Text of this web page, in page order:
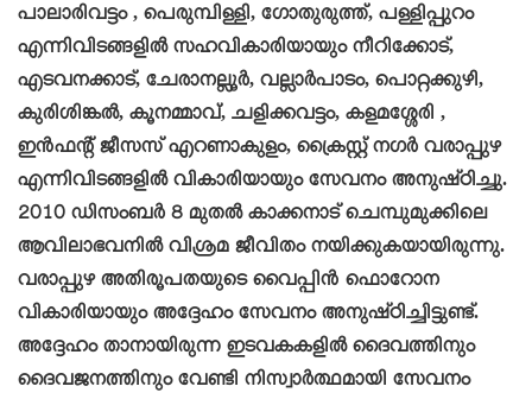
പാലാരിവട്ടം , പെരുമ്പിള്ളി, ഗോതുരുത്ത്, പള്ളിപ്പുറം
എന്നിവിടങ്ങളിൽ സഹവികാരിയായും നീറിക്കോട്,
എടവനക്കാട്, ചേരാനല്ലൂർ, വല്ലാർപാടം, പൊറ്റക്കുഴി,
കുരിശിങ്കൽ, കൂനമ്മാവ്, ചളിക്കവട്ടം, കളമശ്ശേരി ,
ഇൻഫന്റ് ജീസസ് എറണാകുളം, ക്രൈസ്റ്റ് നഗർ വരാപ്പുഴ
എന്നിവിടങ്ങളിൽ വികാരിയായും സേവനം അനുഷ്ഠിച്ചു.
2010 ഡിസംബർ 8 മുതൽ കാക്കനാട് ചെമ്പുമുക്കിലെ
ആവിലാഭവനിൽ വിശ്രമ ജീവിതം നയിക്കുകയായിരുന്നു.
വരാപ്പുഴ അതിരൂപതയുടെ വൈപ്പിൻ ഫൊറോന
വികാരിയായും അദ്ദേഹം സേവനം അനുഷ്ഠിച്ചിട്ടുണ്ട്.
അദ്ദേഹം താനായിരുന്ന ഇടവകകളിൽ ദൈവത്തിനും
ദൈവജനത്തിനും വേണ്ടി നിസ്വാർത്ഥമായി സേവനം